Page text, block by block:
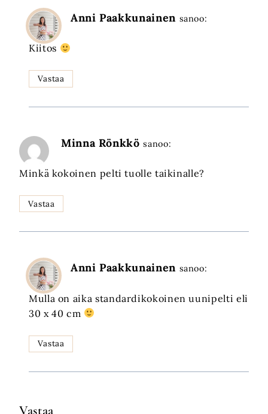
Anni Paakkunainen sanoo:
Kiitos
Vastaa
Minna Rönkkö sanoo:
Minkä kokoinen pelti tuolle taikinalle?
Vastaa
Anni Paakkunainen sanoo:
Mulla on aika standardikokoinen uunipelti eli
30 x 40 cm
Vastaa
Vastaa